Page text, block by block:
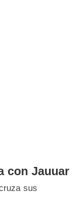
con Jauuar
sus